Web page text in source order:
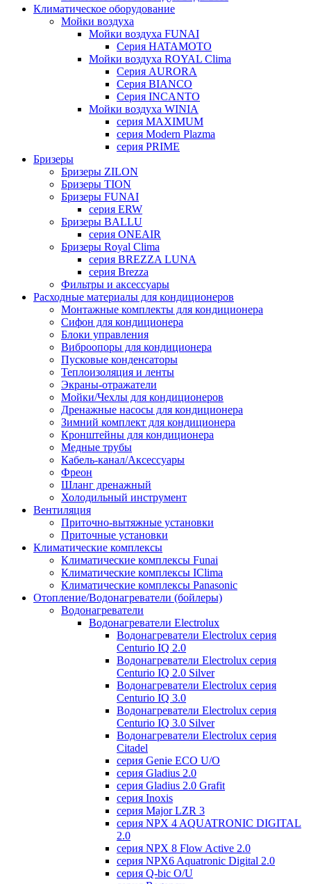
Климатическое оборудование
Мойки воздуха
Мойки воздуха FUNAI
Серия HATAMOTO
Мойки воздуха ROYAL Clima
Серия AURORA
Серия BIANCO
Серия INCANTO
Мойки воздуха WINIA
серия MAXIMUM
серия Modern Plazma
серия PRIME
Бризеры
Бризеры ZILON
Бризеры TION
Бризеры FUNAI
серия ERW
Бризеры BALLU
серия ONEAIR
Бризеры Royal Clima
серия BREZZA LUNA
серия Brezza
Фильтры и аксессуары
Расходные материалы для кондиционеров
Монтажные комплекты для кондиционера
Сифон для кондиционера
Блоки управления
Виброопоры для кондиционера
Пусковые конденсаторы
Теплоизоляция и ленты
Экраны-отражатели
Мойки/Чехлы для кондиционеров
Дренажные насосы для кондиционера
Зимний комплект для кондиционера
Кронштейны для кондиционера
Медные трубы
Кабель-канал/Аксессуары
Фреон
Шланг дренажный
Холодильный инструмент
Вентиляция
Приточно-вытяжные установки
Приточные установки
Климатические комплексы
Климатические комплексы Funai
Климатические комплексы IClima
Климатические комплексы Panasonic
Отопление/Водонагреватели (бойлеры)
Водонагреватели
Водонагреватели Electrolux
Водонагреватели Electrolux серия
Centurio IQ 2.0
Водонагреватели Electrolux серия
Centurio IQ 2.0 Silver
Водонагреватели Electrolux серия
Centurio IQ 3.0
Водонагреватели Electrolux серия
Centurio IQ 3.0 Silver
Водонагреватели Electrolux серия
Citadel
серия Genie ECO U/О
серия Gladius 2.0
серия Gladius 2.0 Grafit
серия Inoxis
серия Major LZR 3
серия NPX 4 AQUATRONIC DIGITAL
2.0
серия NPX 8 Flow Active 2.0
серия NPX6 Aquatronic Digital 2.0
серия Q-bic O/U